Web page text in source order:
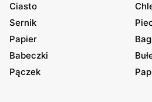
Ciasto
Sernik
Papier
Babeczki
Pączek